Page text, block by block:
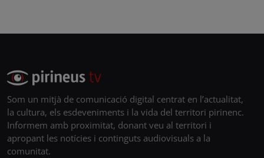
Som un mitjà de comunicació digital centrat en l’actualitat,
la cultura, els esdeveniments i la vida del territori pirinenc.
Informem amb proximitat, donant veu al territori i
apropant les notícies i continguts audiovisuals a la
comunitat.